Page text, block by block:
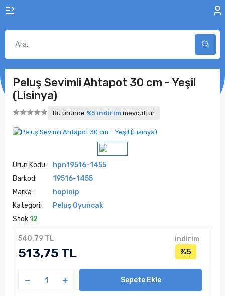
Peluş Sevimli Ahtapot 30 cm - Yeşil
(Lisinya)
Bu üründe %5 indirim mevcuttur
Ürün Kodu:
hpn19516-1455
Barkod:
19516-1455
Marka:
hopinip
Kategori:
Peluş Oyuncak
Stok:12
540,79 TL
513,75 TL
indirim
%5
Sepete Ekle